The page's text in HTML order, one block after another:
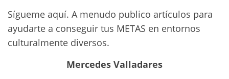
Sígueme aquí. A menudo publico artículos para
ayudarte a conseguir tus METAS en entornos
culturalmente diversos.
Mercedes Valladares